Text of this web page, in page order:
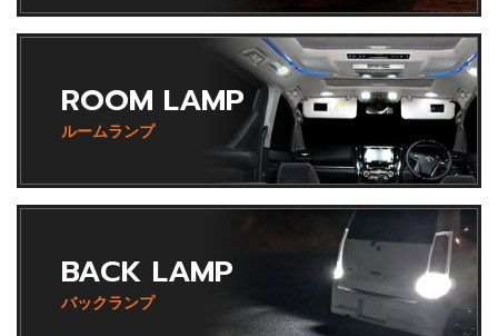
ROOM LAMP
ルームランプ
BACK LAMP
バックランプ